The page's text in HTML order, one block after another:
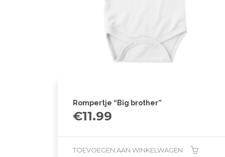
Rompertje “Big brother”
€11.99
TOEVOEGEN AAN WINKELWAGEN